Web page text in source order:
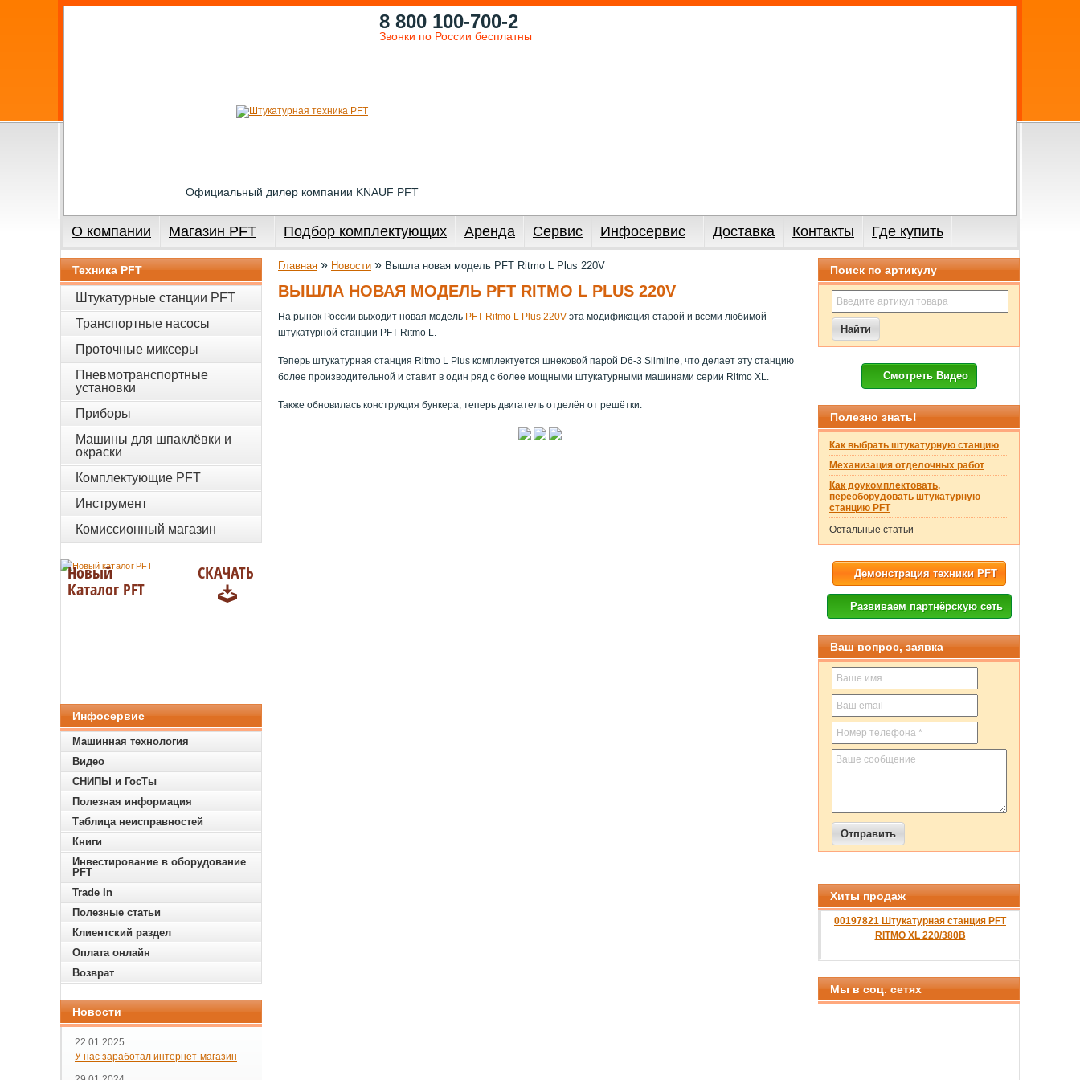
Официальный дилер компании KNAUF PFT
8 800 100-700-2
Звонки по России бесплатны
О компании Магазин PFT Подбор комплектующих Аренда Сервис Инфосервис Доставка Контакты Где купить
Главная » Новости » Вышла новая модель PFT Ritmo L Plus 220V
ВЫШЛА НОВАЯ МОДЕЛЬ PFT RITMO L PLUS 220V
На рынок России выходит новая модель PFT Ritmo L Plus 220V эта модификация старой и всеми любимой
штукатурной станции PFT Ritmo L.
Теперь штукатурная станция Ritmo L Plus комплектуется шнековой парой D6-3 Slimline, что делает эту станцию
более производительной и ставит в один ряд с более мощными штукатурными машинами серии Ritmo XL.
Также обновилась конструкция бункера, теперь двигатель отделён от решётки.
Техника PFT
Штукатурные станции PFT
Транспортные насосы
Проточные миксеры
Пневмотранспортные
установки
Приборы
Машины для шпаклёвки и
окраски
Комплектующие PFT
Инструмент
Комиссионный магазин
Новый
Каталог PFT
СКАЧАТЬ
Инфосервис
Машинная технология
Видео
СНИПЫ и ГосТы
Полезная информация
Таблица неисправностей
Книги
Инвестирование в оборудование
PFT
Trade In
Полезные статьи
Клиентский раздел
Оплата онлайн
Возврат
Новости
22.01.2025
У нас заработал интернет-магазин
Поиск по артикулу
Смотреть Видео
Полезно знать!
Как выбрать штукатурную станцию
Механизация отделочных работ
Как доукомплектовать,
переоборудовать штукатурную
станцию PFT
Остальные статьи
Демонстрация техники PFT
Развиваем партнёрскую сеть
Ваш вопрос, заявка
Хиты продаж
00197821 Штукатурная станция PFT
RITMO XL 220/380B
Мы в соц. сетях